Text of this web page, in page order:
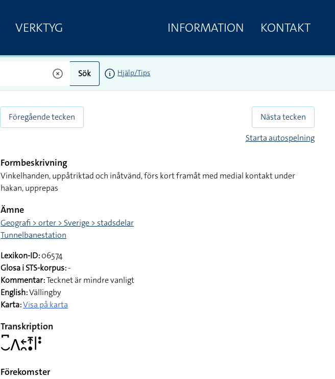
VERKTYG INFORMATION KONTAKT
Sök Hjälp/Tips
Föregående tecken
Nästa tecken
Starta autospelning
Formbeskrivning
Vinkelhanden, uppåtriktad och inåtvänd, förs kort framåt med medial kontakt under
hakan, upprepas
Ämne
Geografi > orter > Sverige > stadsdelar
Tunnelbanestation
Lexikon-ID:06574
Glosa i STS-korpus:-
Kommentar:Tecknet är mindre vanligt
English:Vällingby
Karta:Visa på karta
Transkription
􌤛􌥚􌤣􌥓􌥘􌥵􌥡􌥼􌥻
Förekomster